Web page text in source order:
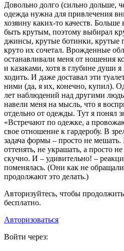
Довольно долго (сильно дольше,
одежда нужна для привлечения
хозяину каких-то качеств. Больше
быть крутым, поэтому выбирал
джинсы, крутые ботинки,
круто их сочетал. Врожденные
останавливали меня от ношения
и казаками, хотя в глубине души я
ходить. И даже доставал эти
ними (да, я их, конечно, купил).
лет наблюдений над другими
навели меня на мысль, что я
отдельно от одежды. Тут я понял
«Встречают по одежке, а
свое отношение к гардеробу. В
задача формы – просто не мешать.
оттенять, не украшать, а просто
скучно. И – удивительно! –
поменялась. (Они как не
продолжают это делать.)
Авторизуйтесь, чтобы
бесплатно.
Авторизоваться
Войти через: